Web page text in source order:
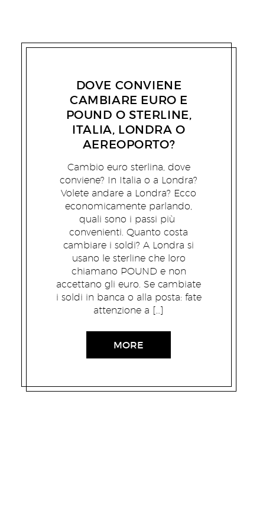
DOVE CONVIENE
CAMBIARE EURO E
POUND O STERLINE,
ITALIA, LONDRA O
AEREOPORTO?
Cambio euro sterlina, dove
conviene? In Italia o a Londra?
Volete andare a Londra? Ecco
economicamente parlando,
quali sono i passi più
convenienti. Quanto costa
cambiare i soldi? A Londra si
usano le sterline che loro
chiamano POUND e non
accettano gli euro. Se cambiate
i soldi in banca o alla posta: fate
attenzione a […]
MORE